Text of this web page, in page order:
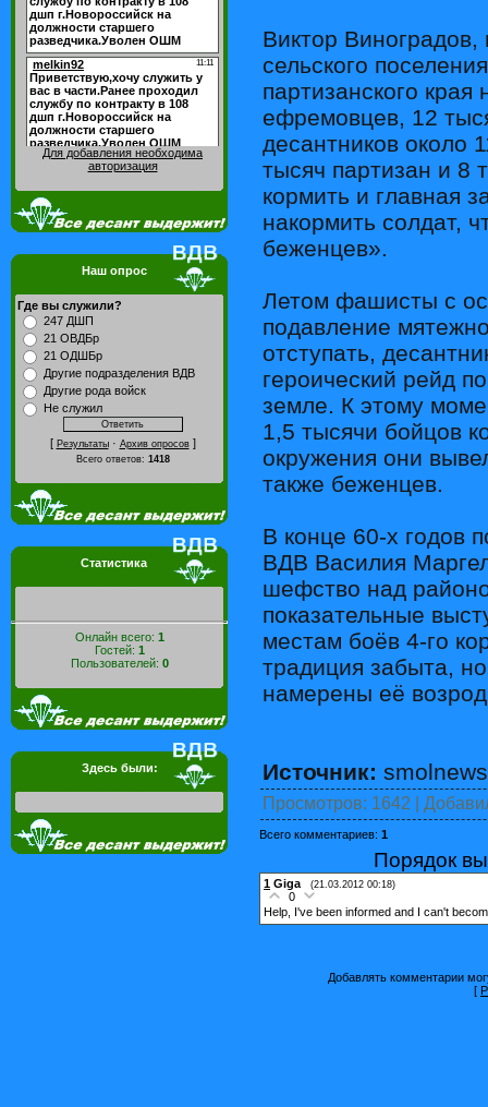
Для добавления необходима
авторизация
Наш опрос
Где вы служили?
247 ДШП
21 ОВДБр
21 ОДШБр
Другие подразделения ВДВ
Другие рода войск
Не служил
[ Результаты· Архив опросов]
Всего ответов: 1418
Статистика
Онлайн всего: 1
Гостей: 1
Пользователей: 0
Здесь были:
Виктор Виноградов,
сельского
партизанского
ефремовцев, 12
десантников около
тысяч партизан и 8
кормить и главная
накормить солдат,
беженцев».
Летом фашисты с
подавление
отступать,
героический рейд
земле. К этому
1,5 тысячи бойцов
окружения они
также беженцев.
В конце 60-х годов
ВДВ Василия
шефство над
показательные
местам боёв 4-го
традиция забыта,
намерены её
Источник:
Просмотров: 1642 |
Всего комментариев: 1
Порядок
1 Giga (21.03.2012 00:18)
0
Help, I've been informed and I can't
Добавлять комментарии
[